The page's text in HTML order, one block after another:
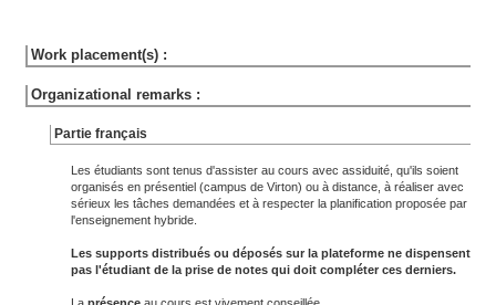
Work placement(s) :
Organizational remarks :
Partie français
Les étudiants sont tenus d'assister au cours avec assiduité, qu'ils soient
organisés en présentiel (campus de Virton) ou à distance, à réaliser avec
sérieux les tâches demandées et à respecter la planification proposée par
l'enseignement hybride.
Les supports distribués ou déposés sur la plateforme ne dispensent
pas l'étudiant de la prise de notes qui doit compléter ces derniers.